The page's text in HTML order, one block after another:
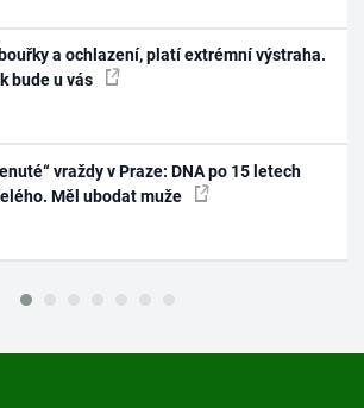
a ochlazení, platí extrémní výstraha.
bude u vás
vraždy v Praze: DNA po 15 letech
Měl ubodat muže